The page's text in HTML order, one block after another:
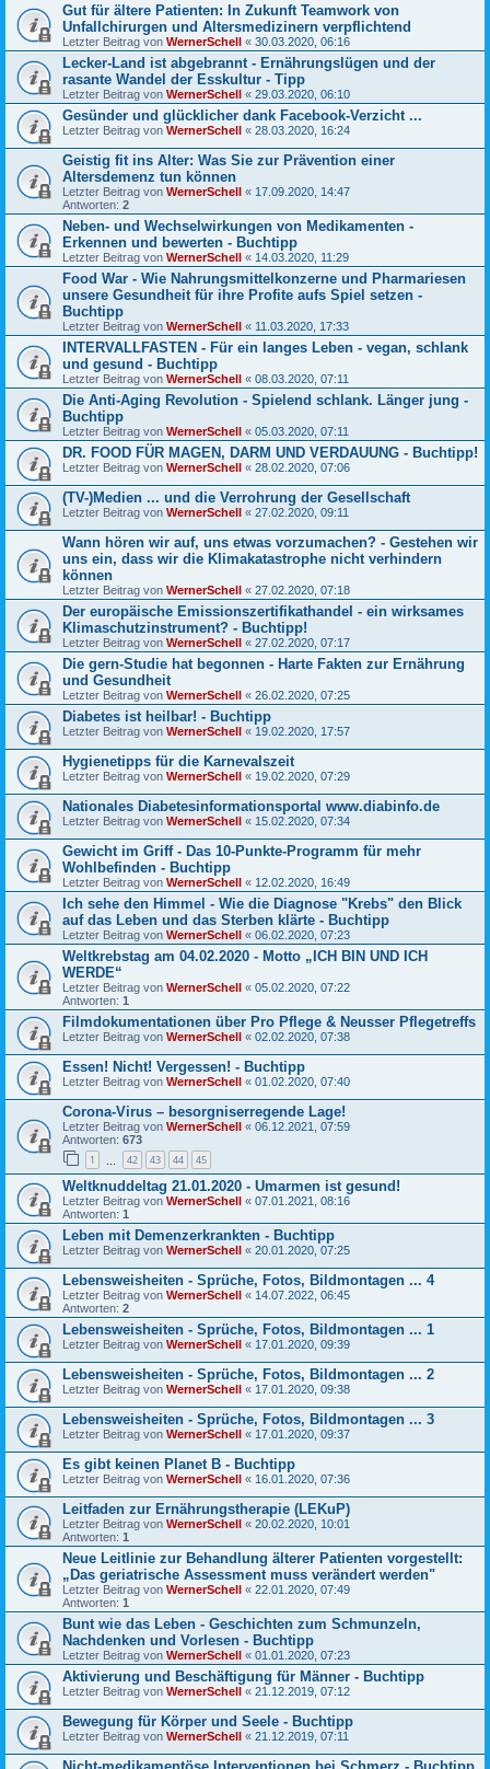
Gut für ältere Patienten: In Zukunft Teamwork von
Unfallchirurgen und Altersmedizinern verpflichtend
Letzter Beitrag von WernerSchell « 30.03.2020, 06:16
Lecker-Land ist abgebrannt - Ernährungslügen und der
rasante Wandel der Esskultur - Tipp
Letzter Beitrag von WernerSchell « 29.03.2020, 06:10
Gesünder und glücklicher dank Facebook-Verzicht ...
Letzter Beitrag von WernerSchell « 28.03.2020, 16:24
Geistig fit ins Alter: Was Sie zur Prävention einer
Altersdemenz tun können
Letzter Beitrag von WernerSchell « 17.09.2020, 14:47
Antworten: 2
Neben- und Wechselwirkungen von Medikamenten -
Erkennen und bewerten - Buchtipp
Letzter Beitrag von WernerSchell « 14.03.2020, 11:29
Food War - Wie Nahrungsmittelkonzerne und Pharmariesen
unsere Gesundheit für ihre Profite aufs Spiel setzen -
Buchtipp
Letzter Beitrag von WernerSchell « 11.03.2020, 17:33
INTERVALLFASTEN - Für ein langes Leben - vegan, schlank
und gesund - Buchtipp
Letzter Beitrag von WernerSchell « 08.03.2020, 07:11
Die Anti-Aging Revolution - Spielend schlank. Länger jung -
Buchtipp
Letzter Beitrag von WernerSchell « 05.03.2020, 07:11
DR. FOOD FÜR MAGEN, DARM UND VERDAUUNG - Buchtipp!
Letzter Beitrag von WernerSchell « 28.02.2020, 07:06
(TV-)Medien ... und die Verrohrung der Gesellschaft
Letzter Beitrag von WernerSchell « 27.02.2020, 09:11
Wann hören wir auf, uns etwas vorzumachen? - Gestehen wir
uns ein, dass wir die Klimakatastrophe nicht verhindern
können
Letzter Beitrag von WernerSchell « 27.02.2020, 07:18
Der europäische Emissionszertifikathandel - ein wirksames
Klimaschutzinstrument? - Buchtipp!
Letzter Beitrag von WernerSchell « 27.02.2020, 07:17
Die gern-Studie hat begonnen - Harte Fakten zur Ernährung
und Gesundheit
Letzter Beitrag von WernerSchell « 26.02.2020, 07:25
Diabetes ist heilbar! - Buchtipp
Letzter Beitrag von WernerSchell « 19.02.2020, 17:57
Hygienetipps für die Karnevalszeit
Letzter Beitrag von WernerSchell « 19.02.2020, 07:29
Nationales Diabetesinformationsportal www.diabinfo.de
Letzter Beitrag von WernerSchell « 15.02.2020, 07:34
Gewicht im Griff - Das 10-Punkte-Programm für mehr
Wohlbefinden - Buchtipp
Letzter Beitrag von WernerSchell « 12.02.2020, 16:49
Ich sehe den Himmel - Wie die Diagnose "Krebs" den Blick
auf das Leben und das Sterben klärte - Buchtipp
Letzter Beitrag von WernerSchell « 06.02.2020, 07:23
Weltkrebstag am 04.02.2020 - Motto „ICH BIN UND ICH
WERDE“
Letzter Beitrag von WernerSchell « 05.02.2020, 07:22
Antworten: 1
Filmdokumentationen über Pro Pflege & Neusser Pflegetreffs
Letzter Beitrag von WernerSchell « 02.02.2020, 07:38
Essen! Nicht! Vergessen! - Buchtipp
Letzter Beitrag von WernerSchell « 01.02.2020, 07:40
Corona-Virus – besorgniserregende Lage!
Letzter Beitrag von WernerSchell « 06.12.2021, 07:59
Antworten: 673
1 42 43 44 45
Weltknuddeltag 21.01.2020 - Umarmen ist gesund!
Letzter Beitrag von WernerSchell « 07.01.2021, 08:16
Antworten: 1
Leben mit Demenzerkrankten - Buchtipp
Letzter Beitrag von WernerSchell « 20.01.2020, 07:25
Lebensweisheiten - Sprüche, Fotos, Bildmontagen ... 4
Letzter Beitrag von WernerSchell « 14.07.2022, 06:45
Antworten: 2
Lebensweisheiten - Sprüche, Fotos, Bildmontagen ... 1
Letzter Beitrag von WernerSchell « 17.01.2020, 09:39
Lebensweisheiten - Sprüche, Fotos, Bildmontagen ... 2
Letzter Beitrag von WernerSchell « 17.01.2020, 09:38
Lebensweisheiten - Sprüche, Fotos, Bildmontagen ... 3
Letzter Beitrag von WernerSchell « 17.01.2020, 09:37
Es gibt keinen Planet B - Buchtipp
Letzter Beitrag von WernerSchell « 16.01.2020, 07:36
Leitfaden zur Ernährungstherapie (LEKuP)
Letzter Beitrag von WernerSchell « 20.02.2020, 10:01
Antworten: 1
Neue Leitlinie zur Behandlung älterer Patienten vorgestellt:
„Das geriatrische Assessment muss verändert werden"
Letzter Beitrag von WernerSchell « 22.01.2020, 07:49
Antworten: 1
Bunt wie das Leben - Geschichten zum Schmunzeln,
Nachdenken und Vorlesen - Buchtipp
Letzter Beitrag von WernerSchell « 01.01.2020, 07:23
Aktivierung und Beschäftigung für Männer - Buchtipp
Letzter Beitrag von WernerSchell « 21.12.2019, 07:12
Bewegung für Körper und Seele - Buchtipp
Letzter Beitrag von WernerSchell « 21.12.2019, 07:11